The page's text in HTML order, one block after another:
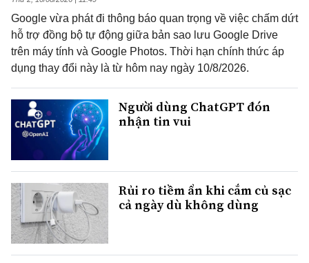
Google vừa phát đi thông báo quan trọng về việc chấm dứt
hỗ trợ đồng bộ tự động giữa bản sao lưu Google Drive
trên máy tính và Google Photos. Thời hạn chính thức áp
dụng thay đổi này là từ hôm nay ngày 10/8/2026.
Người dùng ChatGPT đón
nhận tin vui
Rủi ro tiềm ẩn khi cắm củ sạc
cả ngày dù không dùng